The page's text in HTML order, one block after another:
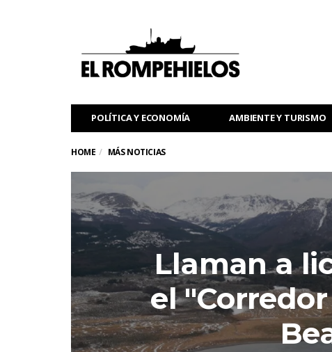
POLÍTICA Y ECONOMÍA AMBIENTE Y TURISMO
HOME MÁS NOTICIAS
Llaman a
el